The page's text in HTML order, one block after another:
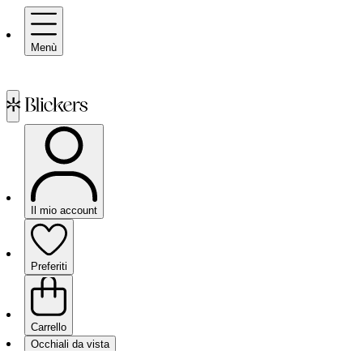
Menù
Il mio account
Preferiti
Carrello
Occhiali da vista